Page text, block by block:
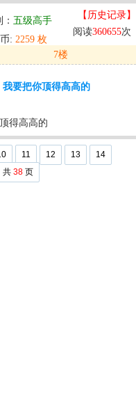
五级高手
: 2259 枚
【历史记录】
阅读360655次
7楼
要把你顶得高高的
得高高的
11 12 13
14
共 38 页